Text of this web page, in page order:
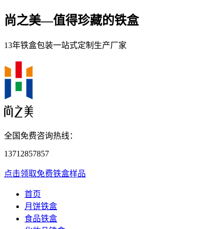
尚之美—值得珍藏的铁盒
13年铁盒包装一站式定制生产厂家
全国免费咨询热线：
13712857857
点击领取免费铁盒样品
首页
月饼铁盒
食品铁盒